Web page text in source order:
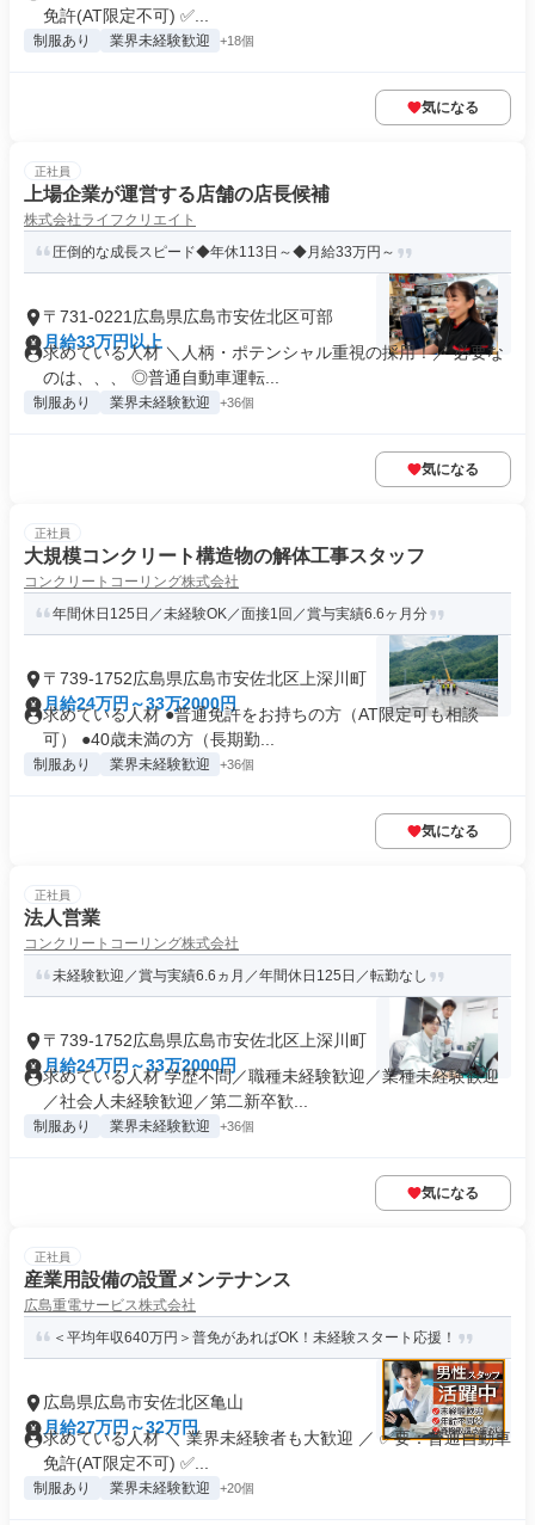
免許(AT限定不可) ✅...
制服あり 業界未経験歓迎 +18個
気になる
正社員
上場企業が運営する店舗の店長候補
株式会社ライフクリエイト
圧倒的な成長スピード◆年休113日～◆月給33万円～
〒731-0221広島県広島市安佐北区可部
月給33万円以上
求めている人材 ＼人柄・ポテンシャル重視の採用！／ 必要な
のは、、、 ◎普通自動車運転...
制服あり 業界未経験歓迎 +36個
気になる
正社員
大規模コンクリート構造物の解体工事スタッフ
コンクリートコーリング株式会社
年間休日125日／未経験OK／面接1回／賞与実績6.6ヶ月分
〒739-1752広島県広島市安佐北区上深川町
月給24万円～33万2000円
求めている人材 ●普通免許をお持ちの方（AT限定可も相談
可） ●40歳未満の方（長期勤...
制服あり 業界未経験歓迎 +36個
気になる
正社員
法人営業
コンクリートコーリング株式会社
未経験歓迎／賞与実績6.6ヵ月／年間休日125日／転勤なし
〒739-1752広島県広島市安佐北区上深川町
月給24万円～33万2000円
求めている人材 学歴不問／職種未経験歓迎／業種未経験歓迎
／社会人未経験歓迎／第二新卒歓...
制服あり 業界未経験歓迎 +36個
気になる
正社員
産業用設備の設置メンテナンス
広島重電サービス株式会社
＜平均年収640万円＞普免があればOK！未経験スタート応援！
広島県広島市安佐北区亀山
月給27万円～32万円
求めている人材 ＼ 業界未経験者も大歓迎 ／ ✅要：普通自動車
免許(AT限定不可) ✅...
制服あり 業界未経験歓迎 +20個